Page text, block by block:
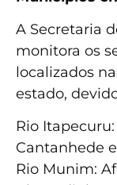
A Secretaria
monitora os
localizados
estado,
Rio
Cantanhede
Rio Munim: